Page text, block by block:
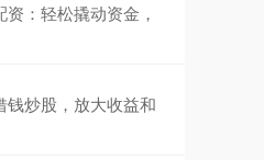
：轻松撬动资金，
炒股，放大收益和